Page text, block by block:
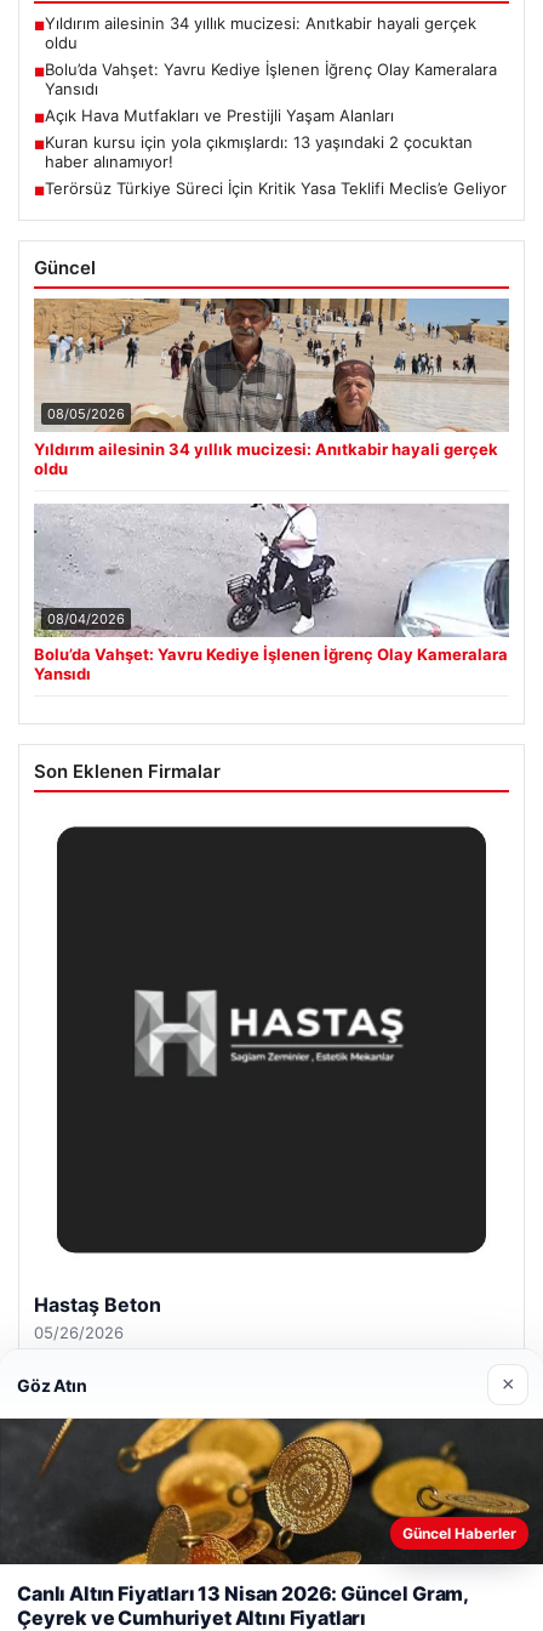
■Yıldırım ailesinin 34 yıllık mucizesi: Anıtkabir hayali gerçek
oldu
■Bolu’da Vahşet: Yavru Kediye İşlenen İğrenç Olay Kameralara
Yansıdı
■Açık Hava Mutfakları ve Prestijli Yaşam Alanları
■Kuran kursu için yola çıkmışlardı: 13 yaşındaki 2 çocuktan
haber alınamıyor!
■Terörsüz Türkiye Süreci İçin Kritik Yasa Teklifi Meclis’e Geliyor
Güncel
08/05/2026
Yıldırım ailesinin 34 yıllık mucizesi: Anıtkabir hayali gerçek
oldu
08/04/2026
Bolu’da Vahşet: Yavru Kediye İşlenen İğrenç Olay Kameralara
Yansıdı
Son Eklenen Firmalar
Prenses Night Club
04/29/2026
© 2026 ozdaily – Latest News
Web sitemizi nasıl kullandığınızı daha iyi anlayabilmek,
kullanıyoruz.Çerez Politikamız
Göz Atın ×
Güncel Haberler
Canlı Altın Fiyatları 13 Nisan 2026: Güncel Gram,
Çeyrek ve Cumhuriyet Altını Fiyatları